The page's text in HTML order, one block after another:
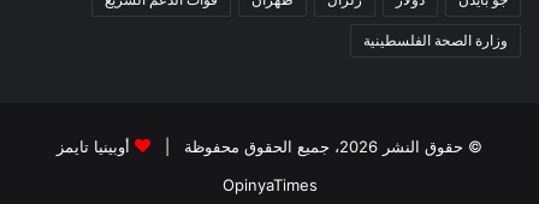
وزارة الصحة الفلسطينية
© حقوق النشر 2026، جميع الحقوق محفوظة |
أوبينيا تايمز
OpinyaTimes